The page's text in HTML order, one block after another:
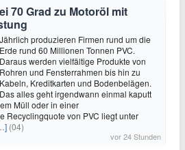
70 Grad zu Motoröl mit
Jährlich produzieren Firmen rund um die
Erde rund 60 Millionen Tonnen PVC.
Daraus werden vielfältige Produkte von
Rohren und Fensterrahmen bis hin zu
Kabeln, Kreditkarten und Bodenbelägen.
Das alles geht irgendwann einmal kaputt
Müll oder in einer
Recyclingquote von PVC liegt unter
(04)
vor 24 Stunden